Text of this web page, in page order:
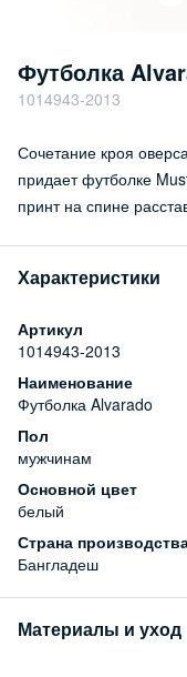
Футболка
1014943-2013
Сочетание кроя
придает футболке
принт на спине
Характеристики
Артикул
1014943-2013
Наименование
Футболка Alvarado
Пол
мужчинам
Основной цвет
белый
Страна
Бангладеш
Материалы и уход